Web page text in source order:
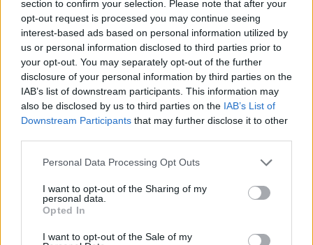
section to confirm your selection. Please note that after your
opt-out request is processed you may continue seeing
interest-based ads based on personal information utilized by
us or personal information disclosed to third parties prior to
your opt-out. You may separately opt-out of the further
disclosure of your personal information by third parties on the
IAB’s list of downstream participants. This information may
also be disclosed by us to third parties on the IAB’s List of
Downstream Participants that may further disclose it to other
Personal Data Processing Opt Outs
I want to opt-out of the Sharing of my
personal data.
Opted In
I want to opt-out of the Sale of my
Skalná si komisi získala mimo jiné promenádou a péčí o
rybník pod románským hradem Vildštejn nebo spoluprací s
architekty na obnově kulturního dědictví.
Zápolení o Zelenou stuhu se koná v rámci soutěže o vesnici
roku, která se pořádá od roku 1995. Vyhlašují ji Spolek pro
obnovu venkova, ministerstvo pro místní rozvoj, Svaz měst
a obcí a ministerstvo zemědělství.